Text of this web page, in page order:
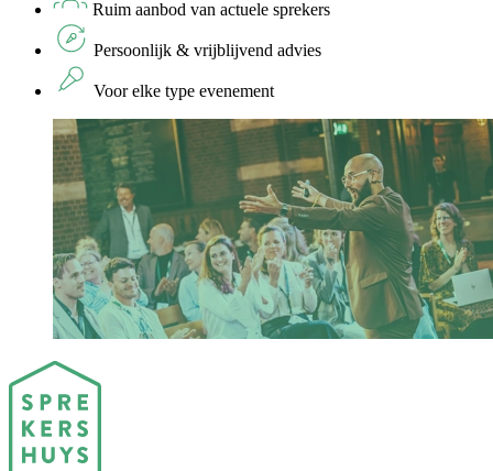
Ruim aanbod van actuele sprekers
Persoonlijk & vrijblijvend advies
Voor elke type evenement